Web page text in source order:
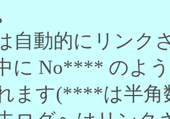
自動的にリンク
に No**** のよ
ます(****は半角